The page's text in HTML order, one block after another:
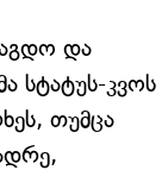
და
სტატუს-კვოს
თუმცა